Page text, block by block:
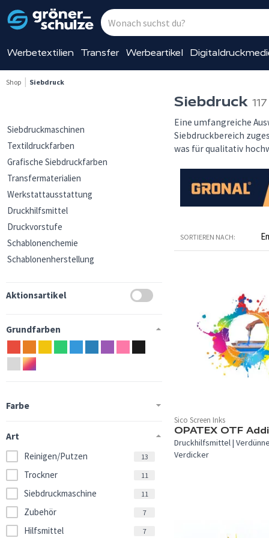
Werbetextilien Transfer Werbeartikel
Shop Siebdruck
Siebdruckmaschinen
Textildruckfarben
Grafische Siebdruckfarben
Transfermaterialien
Werkstattausstattung
Druckhilfsmittel
Druckvorstufe
Schablonenchemie
Schablonenherstellung
Aktionsartikel
Grundfarben
Farbe
Art
Reinigen/Putzen
13
Trockner 11
Siebdruckmaschine 11
Zubehör 7
Hilfsmittel 7
Siebdruck
Eine umfangreiche
Siebdruckbereich
was für qualitativ
SORTIEREN NACH:
Sico Screen Inks
OPATEX OTF
Druckhilfsmittel |
Verdicker